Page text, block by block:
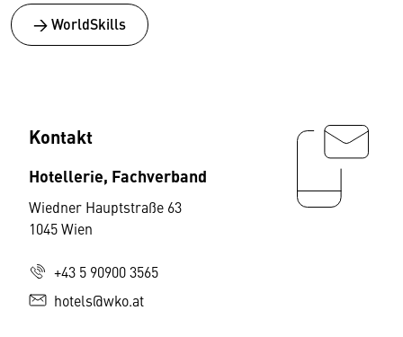
→ WorldSkills
Kontakt
Hotellerie, Fachverband
Wiedner Hauptstraße 63
1045 Wien
+43 5 90900 3565
hotels@wko.at